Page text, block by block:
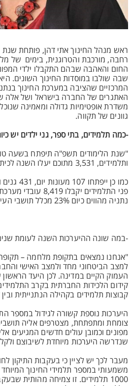
ראש מנהל החינוך אתי דהן, פותחת שנת
רחבה, מורכבת והטרוגנית, בימים של
החום והאהבה שבהם התקבלו ילדי
שבה שולבו במוסדות החינוך השונים.
המרכזיים שהציבה במערכת החינוך
האתגרים של החברה בישראל ושל אלה
משדרת אופטימיות גדולה ומאמינה
גוונים של תקווה.
-כמה תלמידים, בתי ספר, גני ילדים יש
ותלמידים, 3,531 מתוכם יעלו השנה לכיתה א'.
פני התלמידים יקבלו
נתניה מהווים כיום 23% מכלל תושבי העיר".
-במה שונה ההיערכות השנה לעומת
"אנחנו נמצאים בתקופת מלחמה –
למצב הביטחוני מחד ולמצב האישי
העמוק הקיים במדינה. לכן היעד
קידום הלכידות החברתית בקרב
קבוצות תלמידים בקהילה הנתנייתית
היערכות נוספת קשורה לגידול במספר
צומחת ומתפתחת, מצטרפים אליה
מפונים וכמובן עולים חדשים המגיעים
שנדרשה היערכות מיוחדת לשיבוצם
מעבר לכך יש לציין כי בעקבות התיקון
משמעותי במספר תלמידי החינוך
1000 תלמידים. זו צמיחה מהותית